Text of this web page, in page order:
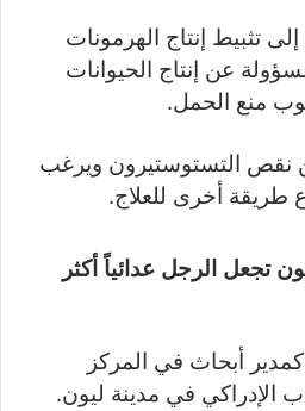
تثبيط إنتاج الهرمونات
عن إنتاج الحيوانات
منع الحمل.
نقص التستوستيرون ويرغب
طريقة أخرى للعلاج.
تجعل الرجل عدائياً أكثر
أبحاث في المركز
الإدراكي في مدينة ليون.